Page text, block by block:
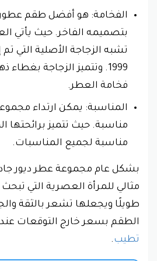
الفخامة: هو أفضل طقم عطور
بتصميمه الفاخر. حيث يأتي
تشبه الزجاجة الأصلية التي
1999. وتتميز الزجاجة
فخامة العطر.
المناسبة: يمكن ارتداء
مناسبة. حيث تتميز برائحتها
مناسبة لجميع المناسبات.
بشكل عام مجموعة عطر ديور
مثالي للمرأة العصرية التي
طويلًا ويجعلها تشعر بالثقة
الطقم بسعر خارج التوقعات
تطيب.